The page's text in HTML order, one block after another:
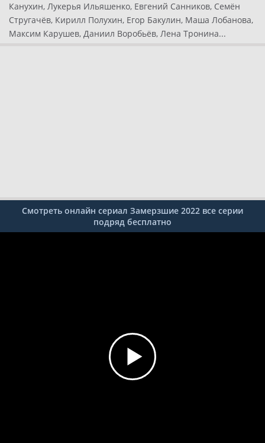
Канухин, Лукерья Ильяшенко, Евгений Санников, Семён
Стругачёв, Кирилл Полухин, Егор Бакулин, Маша Лобанова,
Максим Карушев, Даниил Воробьёв, Лена Тронина...
Смотреть онлайн сериал Замерзшие 2022 все серии
подряд бесплатно
60%